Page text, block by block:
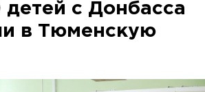
детей с Донбасса
в Тюменскую